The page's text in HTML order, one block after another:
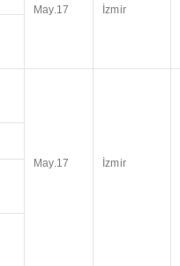
May.17
İzmir
May.17 İzmir